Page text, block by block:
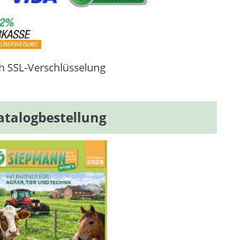
SSL-Verschlüsselung